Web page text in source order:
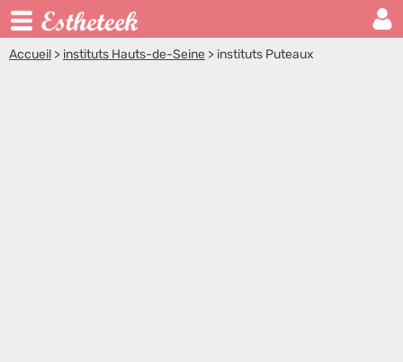
Accueil > instituts Hauts-de-Seine > instituts Puteaux